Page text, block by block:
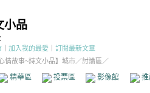
小品
加入我的最愛
訂閱最新文章
心情故事~詩文小品】城市／討論區／
精華區 投票區 影像館